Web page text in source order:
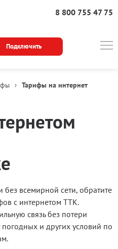
8 800 755 47 75
Подключить
› Тарифы на интернет
всемирной сети, обратите
с интернетом ТТК.
связь без потери
и других условий по